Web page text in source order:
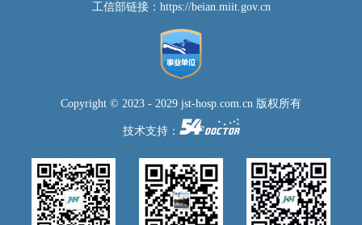
工信部链接： https://beian.miit.gov.cn
Copyright © 2023 - 2029 jst-hosp.com.cn 版权所有
技术支持：